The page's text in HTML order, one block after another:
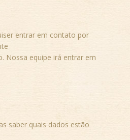
entrar em contato por
Nossa equipe irá entrar em
saber quais dados estão